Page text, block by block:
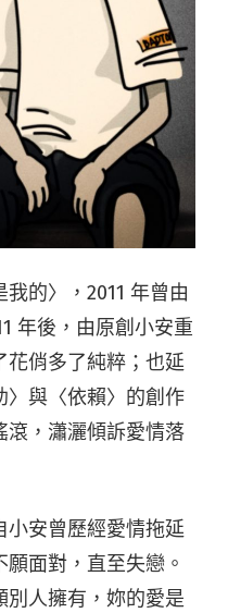
的〉，2011 年曾由
年後，由原創小安重
俏多了純粹；也延
〉與〈依賴〉的創作
滾，瀟灑傾訴愛情落
小安曾歷經愛情拖延
面對，直至失戀。
別人擁有，妳的愛是